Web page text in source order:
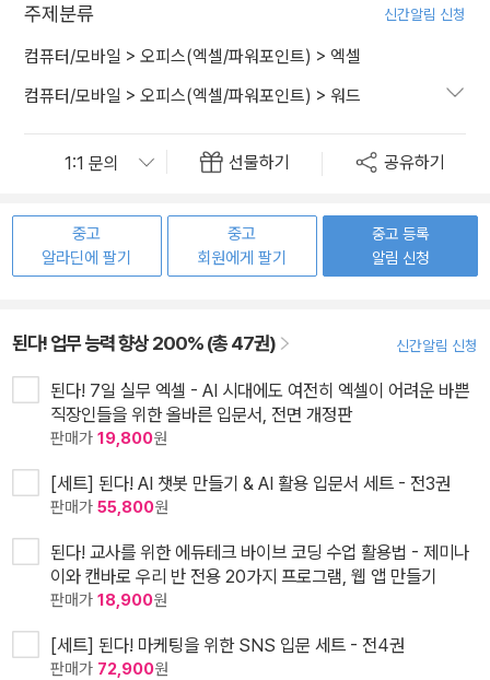
주제분류 신간알림 신청
컴퓨터/모바일 > 오피스(엑셀/파워포인트) > 엑셀
컴퓨터/모바일 > 오피스(엑셀/파워포인트) > 워드
선물하기 공유하기
중고
알라딘에 팔기
중고
회원에게 팔기
중고 등록
알림 신청
된다! 업무 능력 향상 200% (총 47권) 신간알림 신청
된다! 7일 실무 엑셀 - AI 시대에도 여전히 엑셀이 어려운 바쁜
직장인들을 위한 올바른 입문서, 전면 개정판
판매가 19,800원
[세트] 된다! AI 챗봇 만들기 & AI 활용 입문서 세트 - 전3권
판매가 55,800원
된다! 교사를 위한 에듀테크 바이브 코딩 수업 활용법 - 제미나
이와 캔바로 우리 반 전용 20가지 프로그램, 웹 앱 만들기
판매가 18,900원
[세트] 된다! 마케팅을 위한 SNS 입문 세트 - 전4권
판매가 72,900원